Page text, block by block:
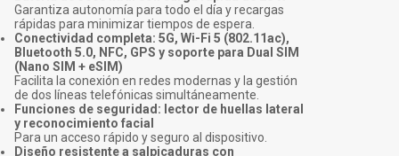
Garantiza autonomía para todo el día y recargas
rápidas para minimizar tiempos de espera.
Conectividad completa: 5G, Wi-Fi 5 (802.11ac),
Bluetooth 5.0, NFC, GPS y soporte para Dual SIM
(Nano SIM + eSIM)
Facilita la conexión en redes modernas y la gestión
de dos líneas telefónicas simultáneamente.
Funciones de seguridad: lector de huellas lateral
y reconocimiento facial
Para un acceso rápido y seguro al dispositivo.
Diseño resistente a salpicaduras con